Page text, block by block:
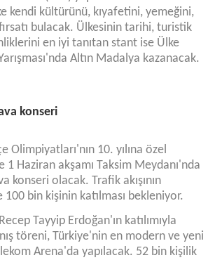
kendi kültürünü, kıyafetini, yemeğini,
bulacak. Ülkesinin tarihi, turistik
en iyi tanıtan stant ise Ülke
Altın Madalya kazanacak.
konseri
Olimpiyatları'nın 10. yılına özel
Haziran akşamı Taksim Meydanı'nda
konseri olacak. Trafik akışının
100 bin kişinin katılması bekleniyor.
Tayyip Erdoğan'ın katılımıyla
töreni, Türkiye'nin en modern ve yeni
Arena'da yapılacak. 52 bin kişilik